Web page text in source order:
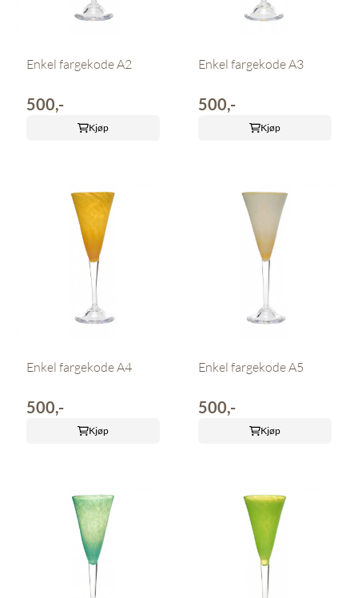
Enkel fargekode A2
500,-
Kjøp
Enkel fargekode A3
500,-
Kjøp
Enkel fargekode A4
500,-
Kjøp
Enkel fargekode A5
500,-
Kjøp